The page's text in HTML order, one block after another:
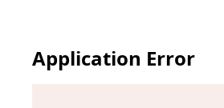
Application Error